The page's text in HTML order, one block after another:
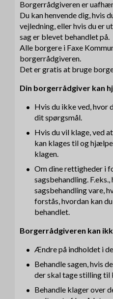
Borgerrådgiveren er
Du kan henvende dig, hvis
vejledning, eller hvis du er
sag er blevet behandlet på.
Alle borgere i Faxe
borgerrådgiveren.
Det er gratis at bruge
Din borgerrådgiver kan
Hvis du ikke ved, hvor
dit spørgsmål.
Hvis du vil klage, ved
kan klages til og
klagen.
Om dine rettigheder i
sagsbehandling.
sagsbehandling vare,
forstås, hvordan kan
behandlet.
Borgerrådgiveren kan
Ændre på indholdet i
Behandle sagen, hvis
der skal tage stilling til
Behandle klager over